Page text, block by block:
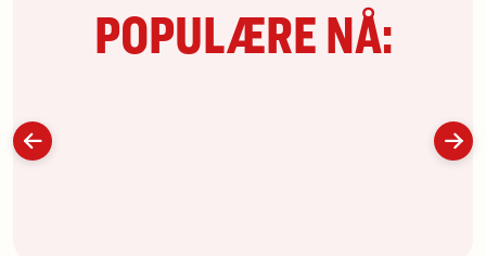
POPULÆRE NÅ: